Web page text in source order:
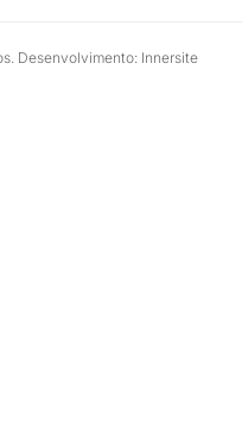
Desenvolvimento: Innersite